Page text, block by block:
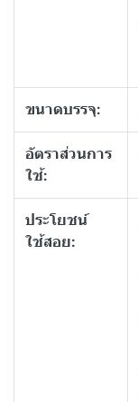
ขนาดบรรจุ:
อัตราส่วนการ
ใช้:
ประโยชน์
ใช้สอย: